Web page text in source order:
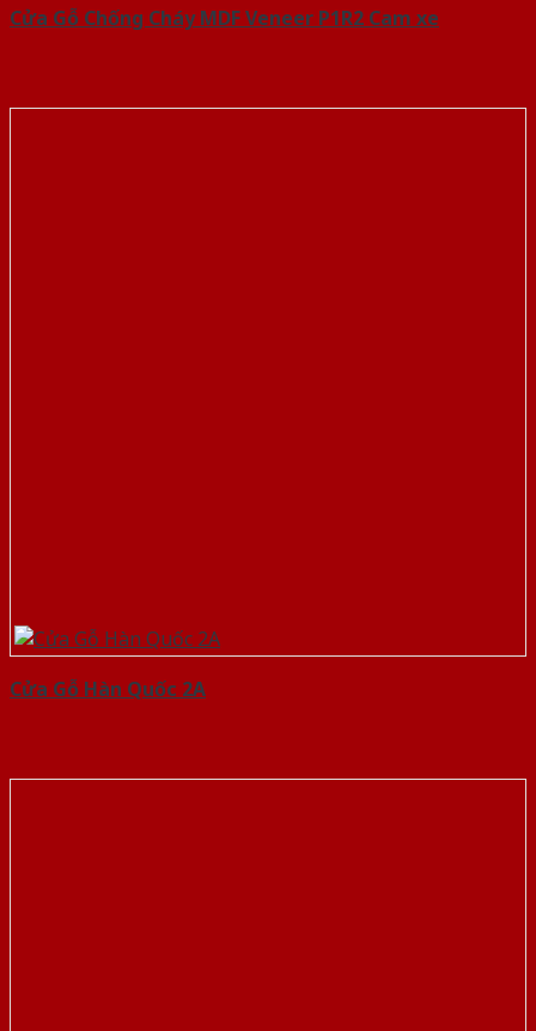
Cửa Gỗ Chống Cháy MDF Veneer P1R2 Cam xe
Cửa Gỗ Hàn Quốc 2A